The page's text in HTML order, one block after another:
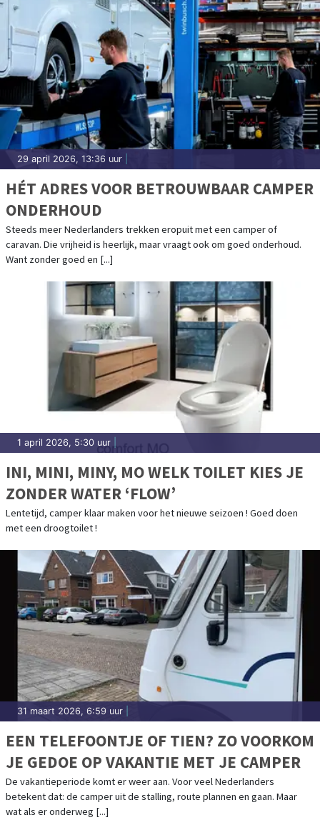
29 april 2026, 13:36 uur
HÉT ADRES VOOR BETROUWBAAR CAMPER
ONDERHOUD
Steeds meer Nederlanders trekken eropuit met een camper of
caravan. Die vrijheid is heerlijk, maar vraagt ook om goed onderhoud.
Want zonder goed en [...]
1 april 2026, 5:30 uur
INI, MINI, MINY, MO WELK TOILET KIES JE
ZONDER WATER ‘FLOW’
Lentetijd, camper klaar maken voor het nieuwe seizoen ! Goed doen
met een droogtoilet !
31 maart 2026, 6:59 uur
EEN TELEFOONTJE OF TIEN? ZO VOORKOM
JE GEDOE OP VAKANTIE MET JE CAMPER
De vakantieperiode komt er weer aan. Voor veel Nederlanders
betekent dat: de camper uit de stalling, route plannen en gaan. Maar
wat als er onderweg [...]